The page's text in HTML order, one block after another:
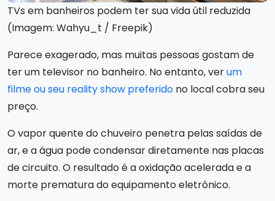
TVs em banheiros podem ter sua vida útil reduzida
(Imagem: Wahyu_t / Freepik)
Parece exagerado, mas muitas pessoas gostam de
ter um televisor no banheiro. No entanto, verum
filme ou seu reality show preferido no local cobra seu
preço.
O vapor quente do chuveiro penetra pelas saídas de
ar, e a água pode condensar diretamente nas placas
de circuito. O resultado é a oxidação acelerada e a
morte prematura do equipamento eletrônico.